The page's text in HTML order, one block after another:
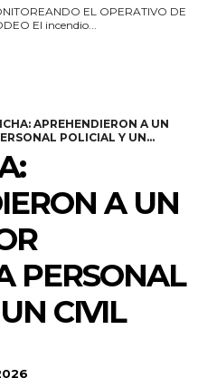
EL OPERATIVO DE
EMERGENCIA CAMINO A EL RODEO El incendio...